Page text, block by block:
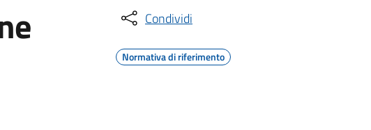
Condividi
Normativa di riferimento